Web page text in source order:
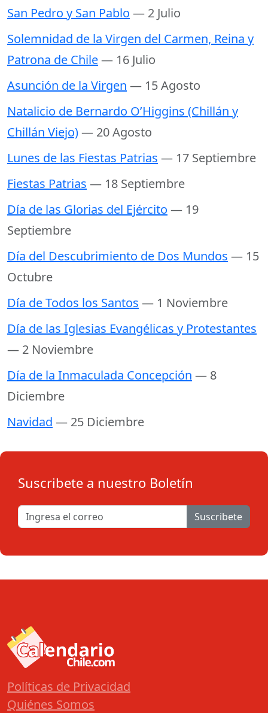
San Pedro y San Pablo — 2 Julio
Solemnidad de la Virgen del Carmen, Reina y
Patrona de Chile— 16 Julio
Asunción de la Virgen — 15 Agosto
Natalicio de Bernardo O’Higgins (Chillán y
Chillán Viejo)— 20 Agosto
Lunes de las Fiestas Patrias — 17 Septiembre
Fiestas Patrias — 18 Septiembre
Día de las Glorias del Ejército — 19
Septiembre
Día del Descubrimiento de Dos Mundos — 15
Octubre
Día de Todos los Santos — 1 Noviembre
Día de las Iglesias Evangélicas y Protestantes
— 2 Noviembre
Día de la Inmaculada Concepción — 8
Diciembre
Navidad — 25 Diciembre
Suscribete a nuestro Boletín
Suscribete
Políticas de Privacidad
Quiénes Somos